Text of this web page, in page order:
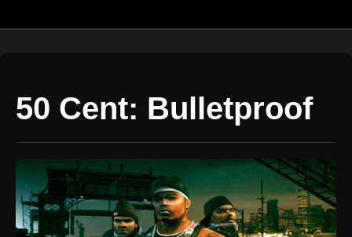
50 Cent: Bulletproof